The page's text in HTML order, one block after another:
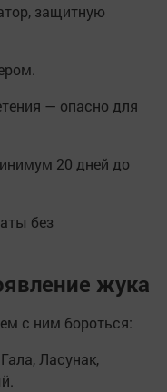
защитную
— опасно для
20 дней до
без
жука
с ним бороться:
Ласунак,